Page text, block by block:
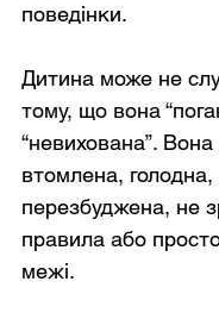
поведінки.
Дитина може не
тому, що вона
“невихована”.
втомлена, голодна,
перезбуджена, не
правила або
межі.